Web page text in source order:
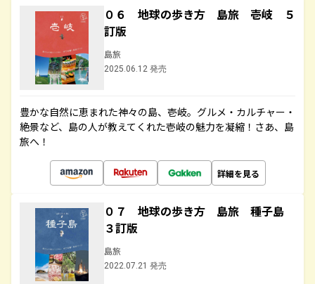
０６ 地球の歩き方 島旅 壱岐 ５
訂版
島旅
2025.06.12 発売
豊かな自然に恵まれた神々の島、壱岐。グルメ・カルチャー・
絶景など、島の人が教えてくれた壱岐の魅力を凝縮！さあ、島
旅へ！
詳細を見る
０７ 地球の歩き方 島旅 種子島
３訂版
島旅
2022.07.21 発売